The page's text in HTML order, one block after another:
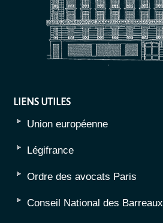
LIENS UTILES
Union européenne
Légifrance
Ordre des avocats Paris
Conseil National des Barreaux